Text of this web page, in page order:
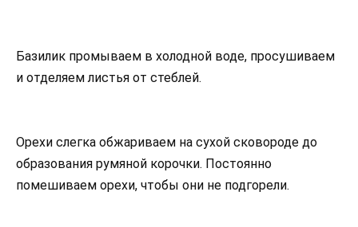
Базилик промываем в холодной воде, просушиваем
и отделяем листья от стеблей.
Орехи слегка обжариваем на сухой сковороде до
образования румяной корочки. Постоянно
помешиваем орехи, чтобы они не подгорели.